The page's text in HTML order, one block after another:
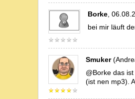
Borke,
bei mir läuft
Smuker
@Borke das
(ist nen mp3).